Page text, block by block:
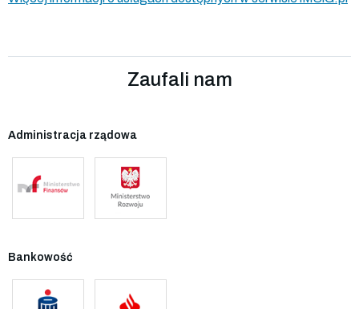
Zaufali nam
Administracja rządowa
Bankowość